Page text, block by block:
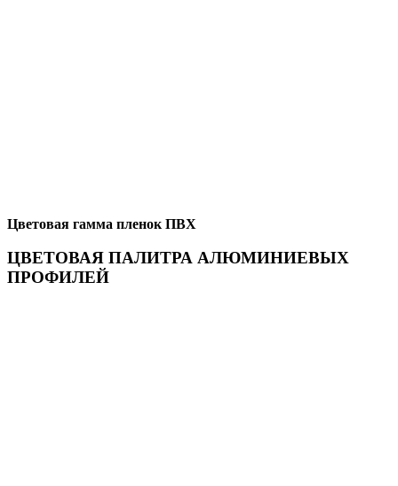
Цветовая гамма пленок ПВХ
ЦВЕТОВАЯ ПАЛИТРА АЛЮМИНИЕВЫХ
ПРОФИЛЕЙ